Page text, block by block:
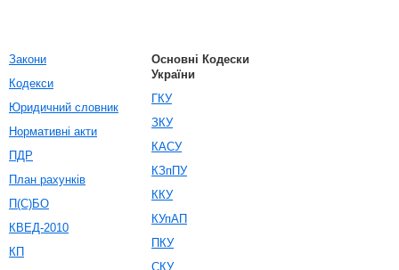
Закони
Кодекси
Юридичний словник
Нормативні акти
ПДР
План рахунків
П(С)БО
КВЕД-2010
КП
Основні Кодески
України
ГКУ
ЗКУ
КАСУ
КЗпПУ
ККУ
КУпАП
ПКУ
СКУ